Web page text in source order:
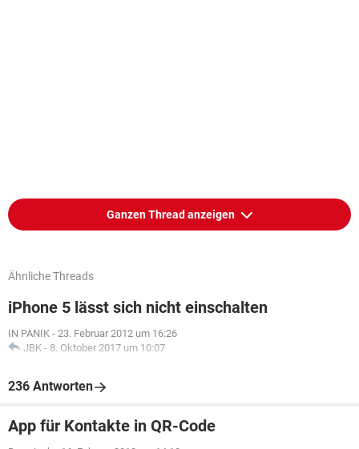
Ganzen Thread anzeigen
Ähnliche Threads
iPhone 5 lässt sich nicht einschalten
IN PANIK - 23. Februar 2012 um 16:26
JBK - 8. Oktober 2017 um 10:07
236 Antworten
App für Kontakte in QR-Code